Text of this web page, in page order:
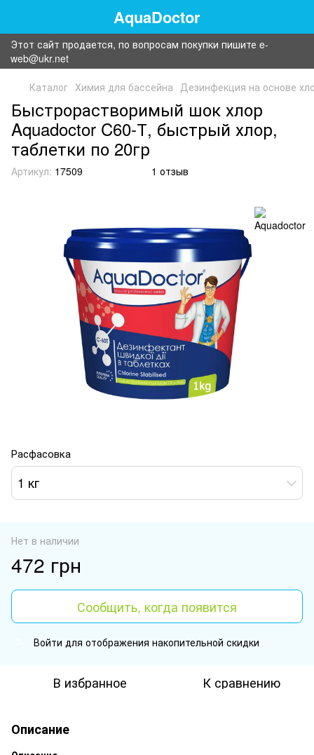
AquaDoctor
Этот сайт продается, по вопросам покупки пишите e-
web@ukr.net
Каталог Химия для бассейна Дезинфекция на основе
Быстрорастворимый шок хлор
Aquadoctor C60-Т, быстрый хлор,
таблетки по 20гр
Артикул: 17509 1 отзыв
Расфасовка
1 кг
Нет в наличии
472 грн
Сообщить, когда появится
Войти для отображения накопительной скидки
В избранное К сравнению
Описание